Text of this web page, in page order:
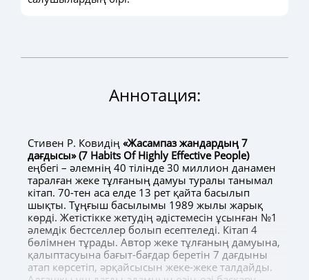
Аннотация:
Стивен Р. Ковидің «Жасампаз жандардың 7
дағдысы» (7 Habits Of Highly Effective People)
еңбегі – әлемнің 40 тілінде 30 миллион данамен
таралған жеке тұлғаның дамуы туралы танымал
кітап. 70-тен аса елде 13 рет қайта басылып
шықты. Тұңғыш басылымы 1989 жылы жарық
көрді. Жетістікке жетудің әдістемесін ұсынған №1
әлемдік бестселлер болып есептеледі. Кітап 4
бөлімнен тұрады. Автор жеке тұлғаның дамуына,
қалыптасуына бағыт-бағдар беретін 7 дағдыны
атап көрсетіп, әрқайсысын жеке-жеке талдайды.